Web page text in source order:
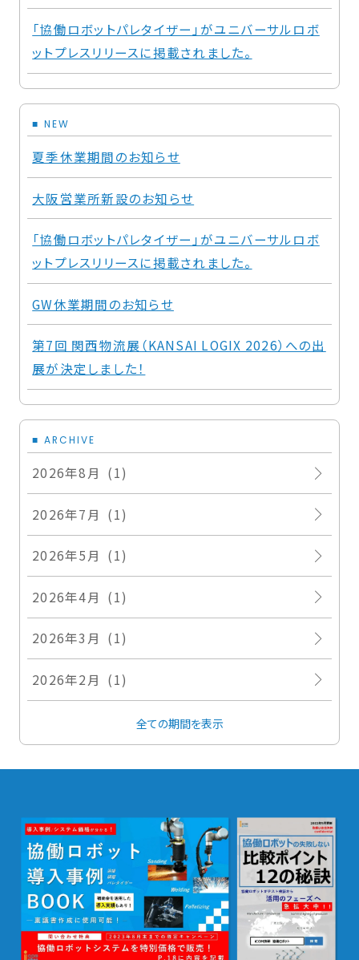
「協働ロボットパレタイザー」がユニバーサルロボ
ットプレスリリースに掲載されました。
NEW
夏季休業期間のお知らせ
大阪営業所新設のお知らせ
「協働ロボットパレタイザー」がユニバーサルロボ
ットプレスリリースに掲載されました。
GW休業期間のお知らせ
第7回 関西物流展（KANSAI LOGIX 2026）への出
展が決定しました！
ARCHIVE
2026年8月 (1)
2026年7月 (1)
2026年5月 (1)
2026年4月 (1)
2026年3月 (1)
2026年2月 (1)
全ての期間を表示